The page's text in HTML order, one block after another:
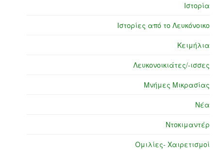
Ιστορία
Ιστορίες από το Λευκόνοικο
Κειμήλια
Λευκονοικιάτες/-ισσες
Μνήμες Μικρασίας
Νέα
Ντοκιμαντέρ
Ομιλίες- Χαιρετισμοί